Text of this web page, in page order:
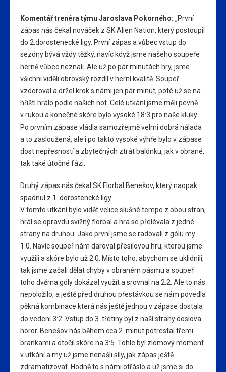
Komentář trenéra týmu Jaroslava Pokorného: „První
zápas nás čekal nováček z SK Alien Nation, který postoupil
do 2.dorostenecké ligy. První zápas a vůbec vstup do
sezóny bývá vždy těžký, navíc když jsme našeho soupeře
herně vůbec neznali. Ale už po pár minutách hry, jsme
všichni viděli obrovský rozdíl v herní kvalitě. Soupeř
vzdoroval a držel krok s námi jen pár minut, poté už se na
hřišti hrálo podle našich not. Celé utkání jsme měli pevně
v rukou a konečné skóre bylo vysoké 18:3 pro naše kluky.
Po prvním zápase vládla samozřejmě velmi dobrá nálada
a to zasloužená, ale i po takto vysoké výhře bylo v zápase
dost nepřesností a zbytečných ztrát balónku, jak v obrané,
tak také útočné fázi.
Druhý zápas nás čekal SK Florbal Benešov, který naopak
spadnul z 1. dorostencké ligy.
V tomto utkání bylo vidět velice slušné tempo z obou stran,
hrál se opravdu svižný florbal a hra se přelévala z jedné
strany na druhou. Jako první jsme se radovali z gólu my
1:0. Navíc soupeř nám daroval přesilovou hru, kterou jsme
využili a skóre bylo už 2:0. Místo toho, abychom se uklidnili,
tak jsme začali dělat chyby v obraném pásmu a soupeř
toho dvěma góly dokázal využít a srovnal na 2:2. Ale to nás
nepoložilo, a ještě před druhou přestávkou se nám povedla
pěkná kombinace která nás ještě jednou v zápase dostala
do vedení 3:2. Vstup do 3. třetiny byl z naší strany doslova
horor. Benešov nás během cca 2. minut potrestal třemi
brankami a otočil skóre na 3:5. Tohle byl zlomový moment
v utkání a my už jsme nenašli síly, jak zápas ještě
zdramatizovat. Hodně to s námi otřáslo a už jsme si do